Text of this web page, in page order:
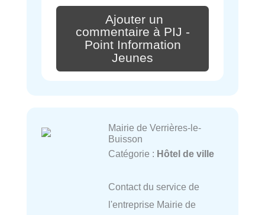
Ajouter un
commentaire à PIJ -
Point Information
Jeunes
Mairie de Verrières-le-
Buisson
Catégorie : Hôtel de ville
Contact du service de
l'entreprise Mairie de